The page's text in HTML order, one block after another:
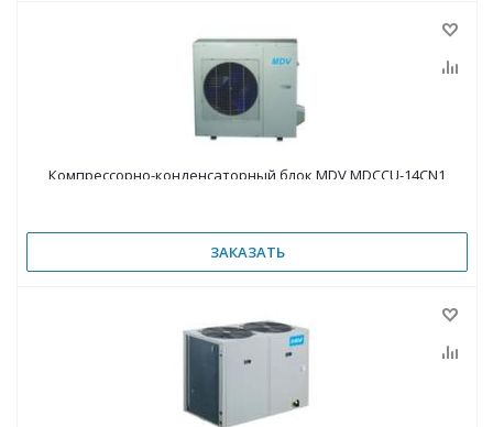
Компрессорно-конденсаторный блок MDV MDCCU-14CN1
ЗАКАЗАТЬ